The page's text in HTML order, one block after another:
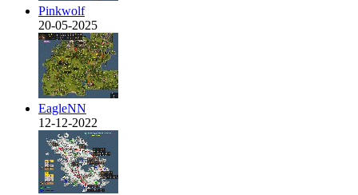
Pinkwolf
20-05-2025
EagleNN
12-12-2022